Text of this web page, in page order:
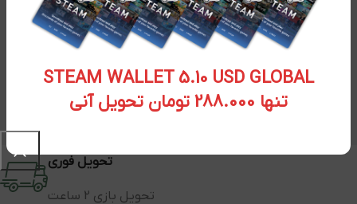
STEAM WALLET 5.10 USD GLOBAL
تنها 288.000 تومان تحویل آنی
تحویل فوری
تحویل بازی 2 ساعت